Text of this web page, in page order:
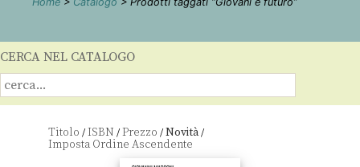
CERCA NEL CATALOGO
Titolo /ISBN /Prezzo /Novità/